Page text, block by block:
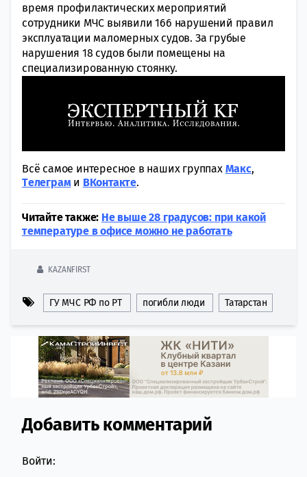
время профилактических мероприятий
сотрудники МЧС выявили 166 нарушений правил
эксплуатации маломерных судов. За грубые
нарушения 18 судов были помещены на
специализированную стоянку.
Всё самое интересное в наших группах Макс,
Tелеграми ВКонтакте.
Читайте также: Не выше 28 градусов: при какой
температуре в офисе можно не работать
KAZANFIRST
ГУ МЧС РФ по РТ погибли люди Татарстан
Comment section
Добавить комментарий
Войти: